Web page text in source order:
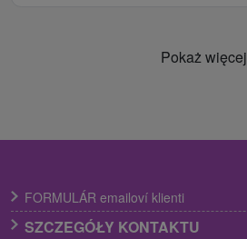
Pokaż więcej
FORMULÁR emailoví klienti
SZCZEGÓŁY KONTAKTU